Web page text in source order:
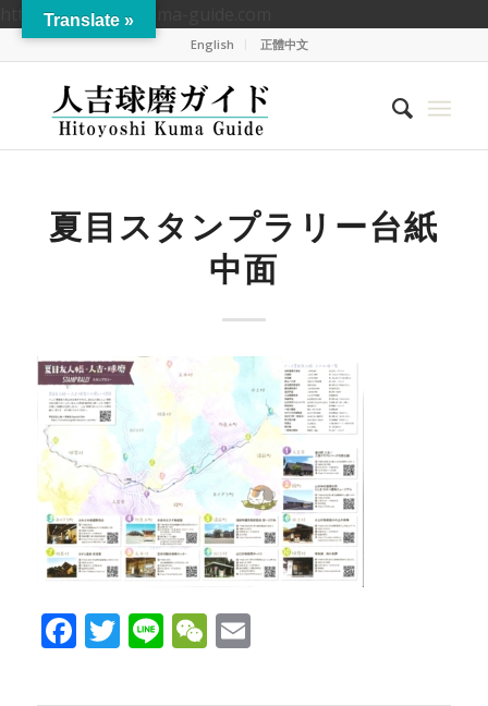
https://hitoyoshikuma-guide.com
English 正體中文
夏目スタンプラリー台紙
中面
Facebook
Twitter
LineWeChat
Email
Translate »